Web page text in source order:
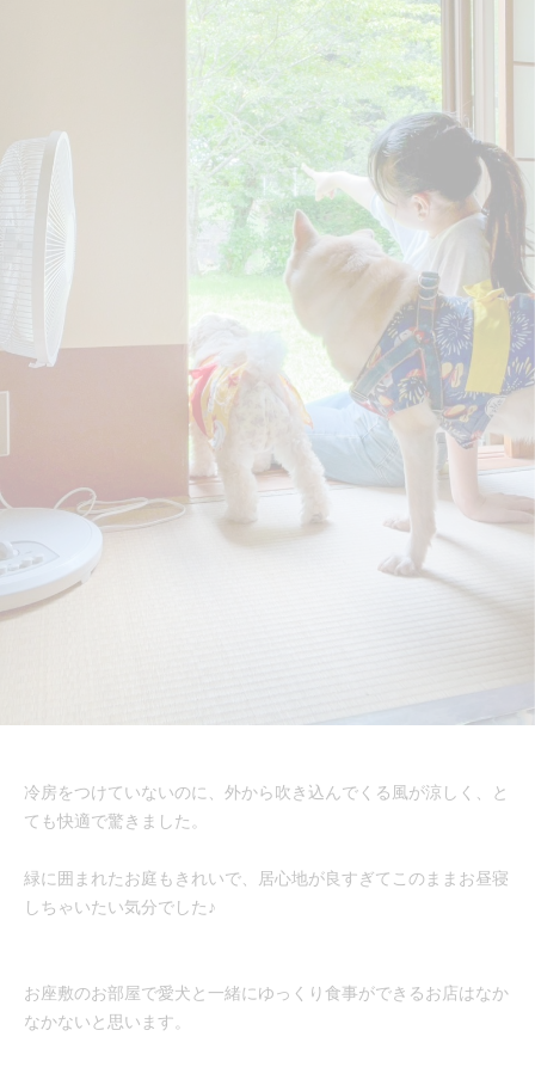
冷房をつけていないのに、外から吹き込んでくる風が涼しく、と
ても快適で驚きました。
緑に囲まれたお庭もきれいで、居心地が良すぎてこのままお昼寝
しちゃいたい気分でした♪
お座敷のお部屋で愛犬と一緒にゆっくり食事ができるお店はなか
なかないと思います。